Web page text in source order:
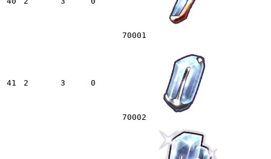
70001
41 2 3 0
70002